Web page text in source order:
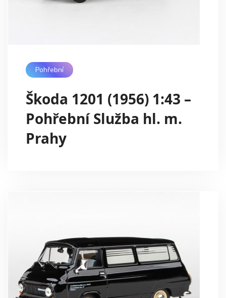
Pohřební
Škoda 1201 (1956) 1:43 –
Pohřební Služba hl. m.
Prahy